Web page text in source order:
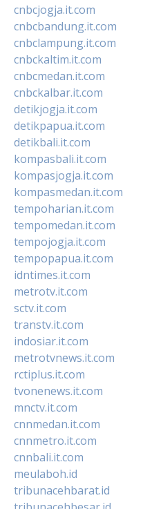
cnbcjogja.it.com
cnbcbandung.it.com
cnbclampung.it.com
cnbckaltim.it.com
cnbcmedan.it.com
cnbckalbar.it.com
detikjogja.it.com
detikpapua.it.com
detikbali.it.com
kompasbali.it.com
kompasjogja.it.com
kompasmedan.it.com
tempoharian.it.com
tempomedan.it.com
tempojogja.it.com
tempopapua.it.com
idntimes.it.com
metrotv.it.com
sctv.it.com
transtv.it.com
indosiar.it.com
metrotvnews.it.com
rctiplus.it.com
tvonenews.it.com
mnctv.it.com
cnnmedan.it.com
cnnmetro.it.com
cnnbali.it.com
meulaboh.id
tribunacehbarat.id